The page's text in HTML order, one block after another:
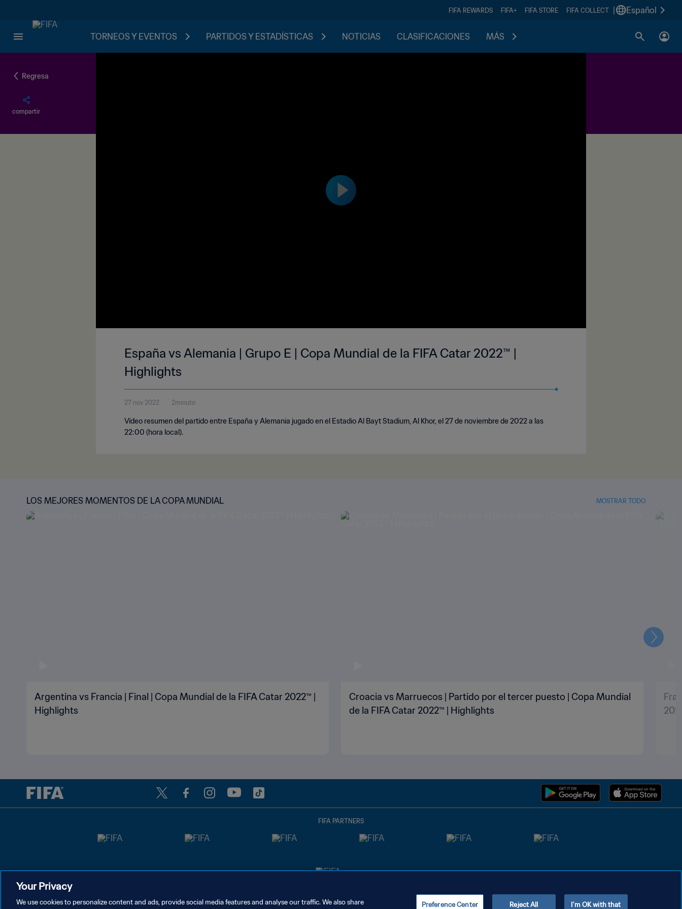
FIFA REWARDS FIFA+ FIFA STORE FIFA COLLECT Español
TORNEOS Y EVENTOS PARTIDOS Y ESTADÍSTICAS NOTICIAS CLASIFICACIONES MÁS
Regresa
compartir
España vs Alemania | Grupo E | Copa Mundial de la FIFA Catar 2022™ |
Highlights
27 nov 2022 2minuto
Vídeo resumen del partido entre España y Alemania jugado en el Estadio Al Bayt Stadium, Al Khor, el 27 de noviembre de 2022 a las
22:00 (hora local).
LOS MEJORES MOMENTOS DE LA COPA MUNDIAL MOSTRAR TODO
Argentina vs Francia | Final | Copa Mundial de la FIFA Catar 2022™ |
Highlights
Croacia vs Marruecos | Partido por el tercer puesto | Copa Mundial
de la FIFA Catar 2022™ | Highlights
FIFA PARTNERS
Your Privacy
We use cookies to personalize content and ads, provide social media features and analyse our traffic. We also share
Preference Center Reject All I'm OK with that